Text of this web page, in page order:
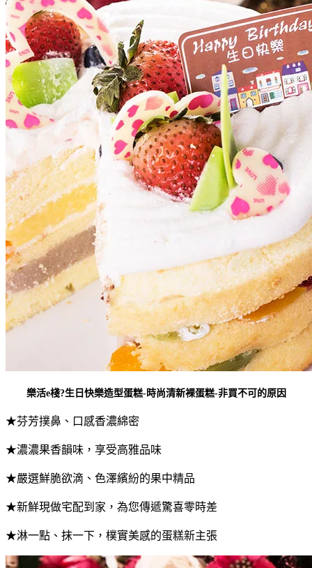
樂活e棧?生日快樂造型蛋糕-時尚清新裸蛋糕-非買不可的原因
★芬芳撲鼻、口感香濃綿密
★濃濃果香韻味，享受高雅品味
★嚴選鮮脆欲滴、色澤繽紛的果中精品
★新鮮現做宅配到家，為您傳遞驚喜零時差
★淋一點、抹一下，樸實美感的蛋糕新主張